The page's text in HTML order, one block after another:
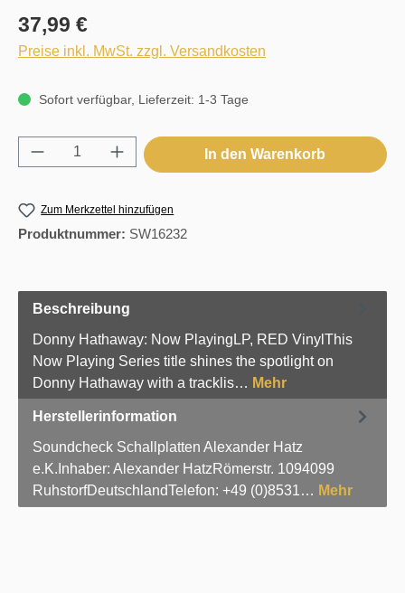
37,99 €
Preise inkl. MwSt. zzgl. Versandkosten
Sofort verfügbar, Lieferzeit: 1-3 Tage
Produkt Anzahl: Gib den gewünschten
In den Warenkorb
Zum Merkzettel hinzufügen
Produktnummer: SW16232
Beschreibung
Donny Hathaway: Now PlayingLP, RED VinylThis
Now Playing Series title shines the spotlight on
Donny Hathaway with a tracklis… Mehr
Herstellerinformation
Soundcheck Schallplatten Alexander Hatz
e.K.Inhaber: Alexander HatzRömerstr. 1094099
RuhstorfDeutschlandTelefon: +49 (0)8531… Mehr